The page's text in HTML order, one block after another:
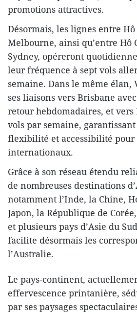
promotions attractives.
Désormais, les lignes entre
Melbourne, ainsi qu’entre Hô
Sydney, opéreront
leur fréquence à sept vols
semaine. Dans le même
ses liaisons vers Brisbane
retour hebdomadaires, et vers
vols par semaine,
flexibilité et accessibilité pour
internationaux.
Grâce à son réseau étendu
de nombreuses destinations
notamment l’Inde, la Chine,
Japon, la République de
et plusieurs pays d’Asie du
facilite désormais les
l’Australie.
Le pays-continent,
effervescence printanière,
par ses paysages